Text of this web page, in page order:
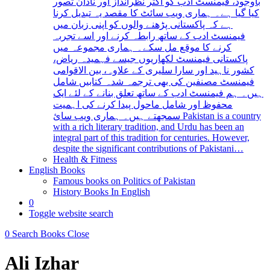
کیا گیا ہے۔ ہماری ویب سائٹ کا مقصد یہ تبدیل کرنا
ہے کہ پاکستانی پڑھنے والوں کو اپنی زبان میں
فیمنسٹ ادب کے ساتھ رابطہ کرنے اور اسے تجربہ
کرنے کا موقع مل سکے۔ ہماری مجموعہ میں
پاکستانی فیمنسٹ لکھاریوں جیسے فہمیدہ ریاض،
کشور ناہید اور سارا سلیری کے علاوہ، بین الاقوامی
فیمنسٹ مصنفین کی بھی ترجمہ شدہ کتابیں شامل
ہیں۔ ہم فیمنسٹ ادب کے ساتھ تعلق بنانے کے لئے ایک
محفوظ اور شامل ماحول پیدا کرنے کی اہمیت
سمجھتے ہیں۔ ہماری ویب سائ Pakistan is a country
with a rich literary tradition, and Urdu has been an
integral part of this tradition for centuries. However,
despite the significant contributions of Pakistani…
Health & Fitness
English Books
Famous books on Politics of Pakistan
History Books In English
0
Toggle website search
0 Search Books Close
Ali Izhar